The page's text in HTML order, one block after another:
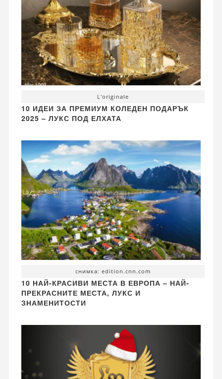
L'originale
10 ИДЕИ ЗА ПРЕМИУМ КОЛЕДЕН ПОДАРЪК
2025 – ЛУКС ПОД ЕЛХАТА
снимка: edition.cnn.com
10 НАЙ-КРАСИВИ МЕСТА В ЕВРОПА – НАЙ-
ПРЕКРАСНИТЕ МЕСТА, ЛУКС И
ЗНАМЕНИТОСТИ